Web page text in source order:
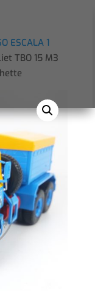
ESCALA 1
TBO 15 M3